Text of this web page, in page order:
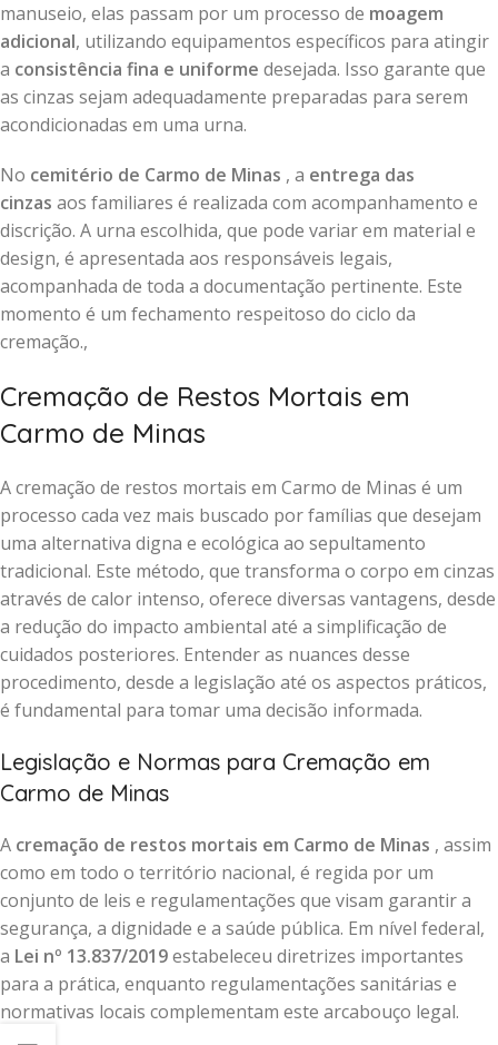
manuseio, elas passam por um processo de moagem
adicional, utilizando equipamentos específicos para atingir
a consistência fina e uniforme desejada. Isso garante que
as cinzas sejam adequadamente preparadas para serem
acondicionadas em uma urna.
No cemitério de Carmo de Minas , a entrega das
cinzas aos familiares é realizada com acompanhamento e
discrição. A urna escolhida, que pode variar em material e
design, é apresentada aos responsáveis legais,
acompanhada de toda a documentação pertinente. Este
momento é um fechamento respeitoso do ciclo da
cremação.,
Cremação de Restos Mortais em
Carmo de Minas
A cremação de restos mortais em Carmo de Minas é um
processo cada vez mais buscado por famílias que desejam
uma alternativa digna e ecológica ao sepultamento
tradicional. Este método, que transforma o corpo em cinzas
através de calor intenso, oferece diversas vantagens, desde
a redução do impacto ambiental até a simplificação de
cuidados posteriores. Entender as nuances desse
procedimento, desde a legislação até os aspectos práticos,
é fundamental para tomar uma decisão informada.
Legislação e Normas para Cremação em
Carmo de Minas
A cremação de restos mortais em Carmo de Minas , assim
como em todo o território nacional, é regida por um
conjunto de leis e regulamentações que visam garantir a
segurança, a dignidade e a saúde pública. Em nível federal,
a Lei nº 13.837/2019estabeleceu diretrizes importantes
para a prática, enquanto regulamentações sanitárias e
normativas locais complementam este arcabouço legal.